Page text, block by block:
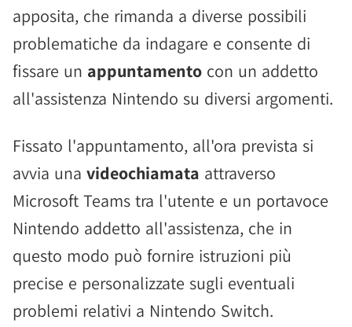
apposita, che rimanda a diverse possibili
problematiche da indagare e consente di
fissare un appuntamento con un addetto
all'assistenza Nintendo su diversi argomenti.
Fissato l'appuntamento, all'ora prevista si
avvia una videochiamata attraverso
Microsoft Teams tra l'utente e un portavoce
Nintendo addetto all'assistenza, che in
questo modo può fornire istruzioni più
precise e personalizzate sugli eventuali
problemi relativi a Nintendo Switch.